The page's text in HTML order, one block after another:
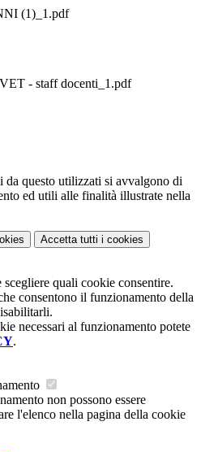
(1)_1.pdf
- staff docenti_1.pdf
da questo utilizzati si avvalgono di
ed utili alle finalità illustrate nella
Accetta tutti i cookies
scegliere quali cookie consentire.
consentono il funzionamento della
necessari al funzionamento potete
.
non possono essere
l'elenco nella pagina della cookie